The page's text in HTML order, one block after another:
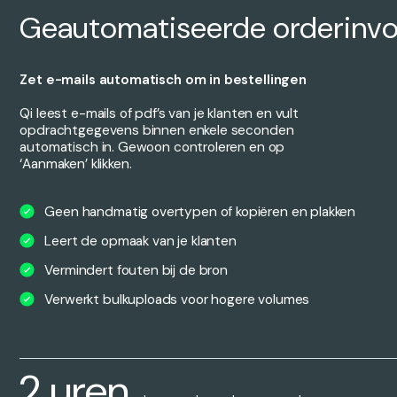
Geautomatiseerde
Zet e-mails automatisch om in bestellingen
Qi leest e-mails of pdf’s van je klanten en vult
opdrachtgegevens binnen enkele seconden
automatisch in. Gewoon controleren en op
‘Aanmaken’ klikken.
Geen handmatig overtypen of kopiëren en plakken
Leert de opmaak van je klanten
Vermindert fouten bij de bron
Verwerkt bulkuploads voor hogere volumes